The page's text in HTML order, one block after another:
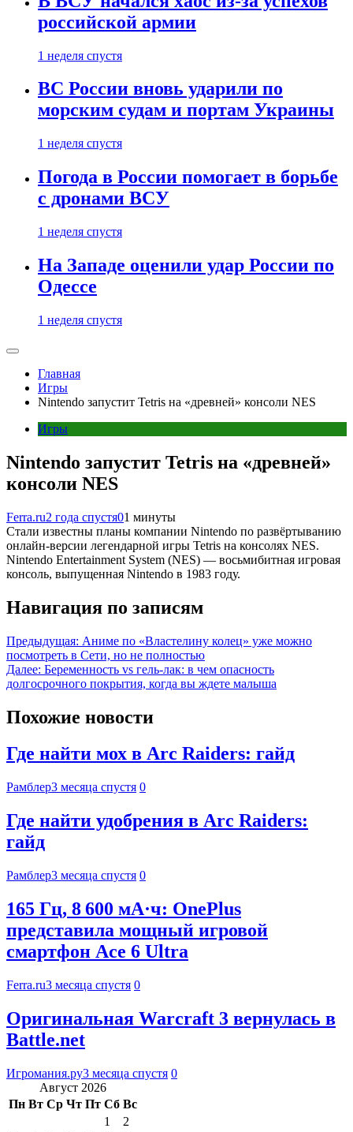
российской армии
1 неделя спустя
ВС России вновь ударили по
морским судам и портам Украины
1 неделя спустя
Погода в России помогает в борьбе
с дронами ВСУ
1 неделя спустя
На Западе оценили удар России по
Одессе
1 неделя спустя
Главная
Игры
Nintendo запустит Tetris на «древней» консоли NES
Игры
Nintendo запустит Tetris на «древней»
консоли NES
Ferra.ru2 года спустя01 минуты
Стали известны планы компании Nintendo по развёртыванию
онлайн-версии легендарной игры Tetris на консолях NES.
Nintendo Entertainment System (NES) — восьмибитная игровая
консоль, выпущенная Nintendo в 1983 году.
Навигация по записям
Предыдущая: Аниме по «Властелину колец» уже можно
посмотреть в Сети, но не полностью
Далее: Беременность vs гель-лак: в чем опасность
долгосрочного покрытия, когда вы ждете малыша
Похожие новости
Где найти мох в Arc Raiders: гайд
Рамблер3 месяца спустя 0
Где найти удобрения в Arc Raiders:
гайд
Рамблер3 месяца спустя 0
165 Гц, 8 600 мА·ч: OnePlus
представила мощный игровой
смартфон Ace 6 Ultra
Ferra.ru3 месяца спустя 0
Оригинальная Warcraft 3 вернулась в
Battle.net
Игромания.ру3 месяца спустя 0
Август 2026
Пн Вт Ср Чт Пт Сб Вс
1
2